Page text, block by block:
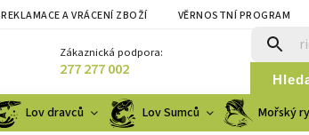
REKLAMACE A VRÁCENÍ ZBOŽÍ VĚRNOSTNÍ PROGRAM
Zákaznická podpora:
277 277 002
Lov dravců Lov Sumců Mořský